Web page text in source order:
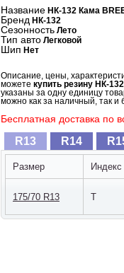
Название НК-132 Кама
Бренд НК-132
Сезонность Лето
Тип авто Легковой
Шип Нет
Описание, цены,
можете купить резину НК-
указаны за одну единицу
можно как за наличный, так и
Бесплатная доставка по
R13 R14
Размер Индекс
175/70 R13 T